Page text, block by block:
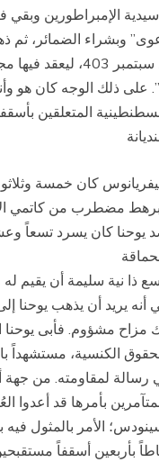
الإمبراطورين وبقي
وبشراء الضمائر، ثم
خلقيدونية في أوائل
على ذلك الوجه كان هو
المتعلقين
كان خمسة
مضطرب من كاتمي
يوحنا كان يسرد تسعاً
ذا نية سليمة أن يقيم له
يريد أن يذهب يوحنا
مزاح مشؤوم. فأبى
الكنسية، مستشهداً
رسالة لمقاومته. من جهة
بأمرها قد أعدوا
الأمر بالمثول فيه
بأربعين أسقفاً